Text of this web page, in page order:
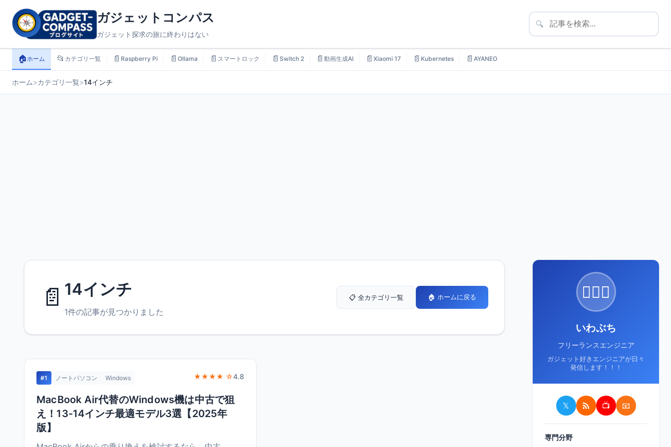
ガジェットコンパス
ガジェット探求の旅に終わりはない
🔍
🏠ホーム 📂 カテゴリ一覧 📄 Raspberry Pi 📄 Ollama 📄 スマートロック 📄 Switch 2 📄 動画生成AI 📄 Xiaomi 17 📄 Kubernetes 📄 AYANEO
ホーム>カテゴリ一覧>14インチ
📄 14インチ
1件の記事が見つかりました
📋 全カテゴリ一覧 🏠 ホームに戻る
#1 ノートパソコン Windows ★★★★ ☆4.8
MacBook Air代替のWindows機は中古で狙
え！13-14インチ最適モデル3選【2025年
版】
🙋🏻‍♂️
いわぶち
フリーランスエンジニア
ガジェット好きエンジニアが日々
発信します！！！
𝕏 📺 📧
専門分野